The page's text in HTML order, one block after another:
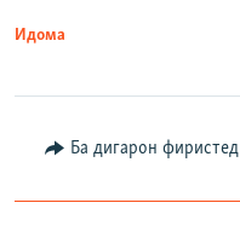
Идома
Ба дигарон фиристед